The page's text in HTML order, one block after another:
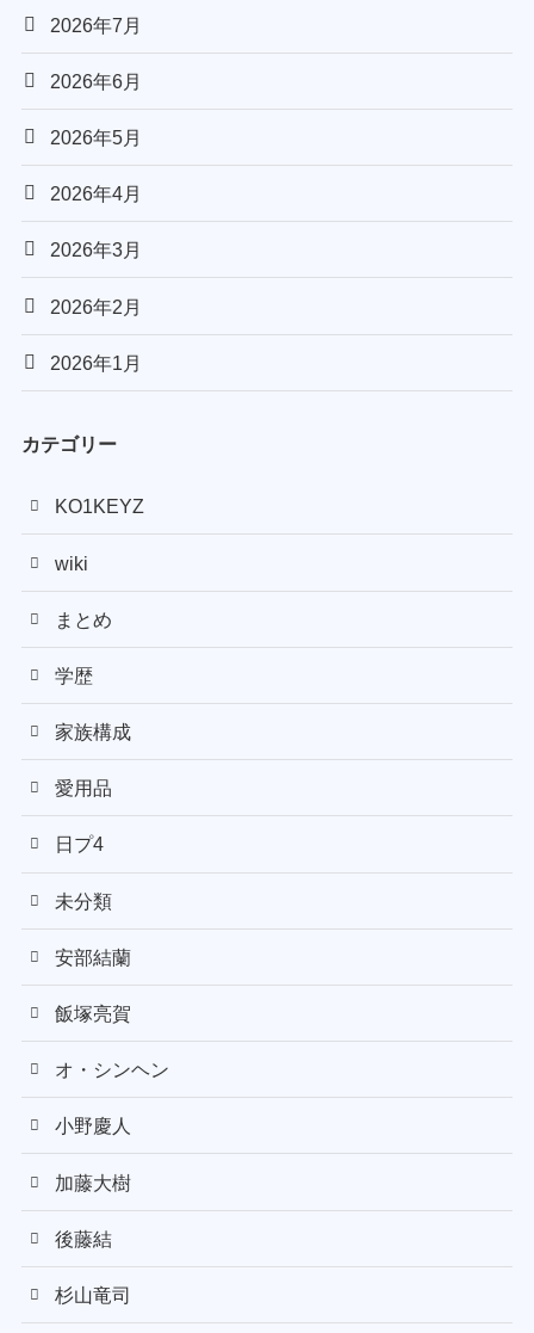
2026年7月
2026年6月
2026年5月
2026年4月
2026年3月
2026年2月
2026年1月
カテゴリー
KO1KEYZ
wiki
まとめ
学歴
家族構成
愛用品
日プ4
未分類
安部結蘭
飯塚亮賀
オ・シンヘン
小野慶人
加藤大樹
後藤結
杉山竜司